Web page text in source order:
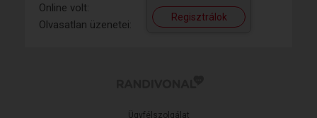
Online volt:
Olvasatlan üzenetei:
Regisztrálok
Ügyfélszolgálat